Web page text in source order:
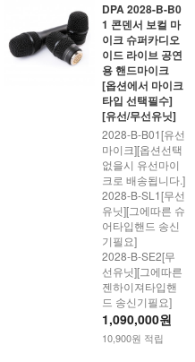
DPA 2028-B-B0
1 콘덴서 보컬 마
이크 슈퍼카디오
이드 라이브 공연
용 핸드마이크
[옵션에서 마이크
타입 선택필수]
[유선/무선유닛]
2028-B-B01[유선
마이크][옵션선택
없을시 유선마이
크로 배송됩니다.]
2028-B-SL1[무선
유닛][그에따른 슈
어타입핸드 송신
기필요]
2028-B-SE2[무
선유닛][그에따른
젠하이져타입핸
드 송신기필요]
1,090,000원
10,900원 적립